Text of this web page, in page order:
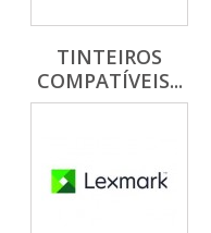
TINTEIROS
COMPATÍVEIS...